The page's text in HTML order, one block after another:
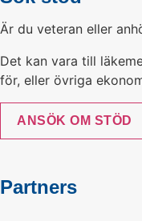
Är du veteran eller
Det kan vara till
för, eller övriga
ANSÖK OM STÖD
Partners